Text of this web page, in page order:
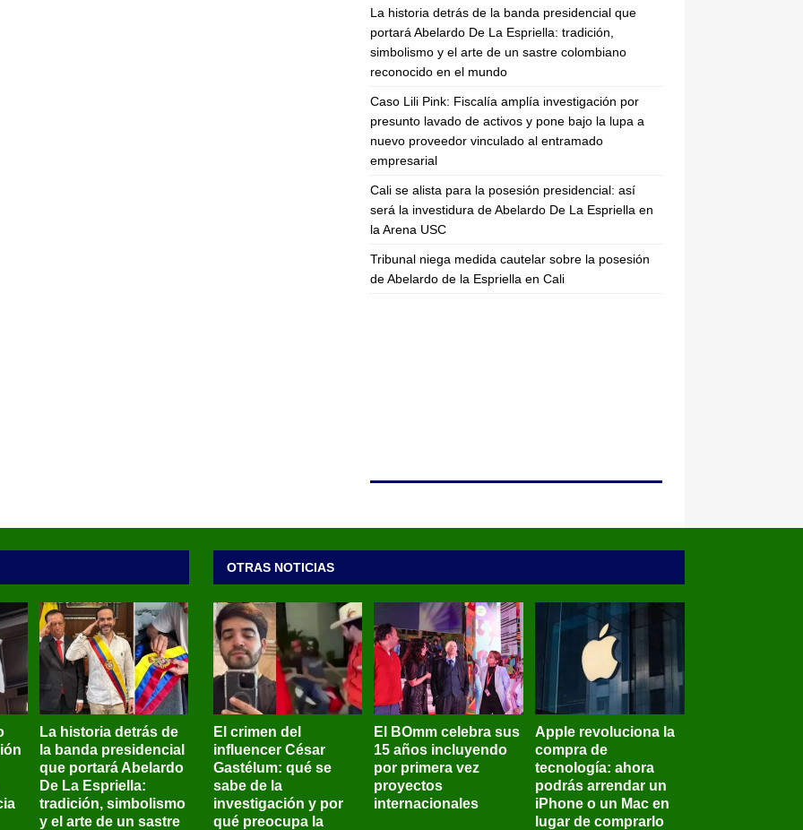
La historia detrás de la banda presidencial que
portará Abelardo De La Espriella: tradición,
simbolismo y el arte de un sastre colombiano
reconocido en el mundo
Caso Lili Pink: Fiscalía amplía investigación por
presunto lavado de activos y pone bajo la lupa a
nuevo proveedor vinculado al entramado
empresarial
Cali se alista para la posesión presidencial: así
será la investidura de Abelardo De La Espriella en
la Arena USC
Tribunal niega medida cautelar sobre la posesión
de Abelardo de la Espriella en Cali
La historia detrás de
la banda presidencial
que portará Abelardo
De La Espriella:
tradición, simbolismo
y el arte de un sastre
OTRAS NOTICIAS
El crimen del
influencer César
Gastélum: qué se
sabe de la
investigación y por
qué preocupa la
El BOmm celebra sus
15 años incluyendo
por primera vez
proyectos
internacionales
Apple revoluciona la
compra de
tecnología: ahora
podrás arrendar un
iPhone o un Mac en
lugar de comprarlo